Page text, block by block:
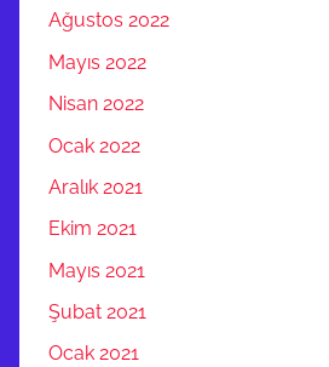
Ağustos 2022
Mayıs 2022
Nisan 2022
Ocak 2022
Aralık 2021
Ekim 2021
Mayıs 2021
Şubat 2021
Ocak 2021